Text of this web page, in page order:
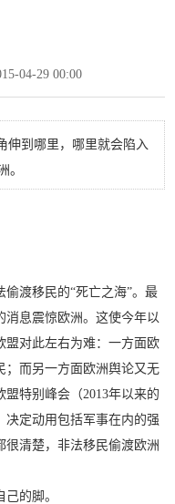
04-29 00:00
伸到哪里，哪里就会陷入
。
渡移民的“死亡之海”。最
消息震惊欧洲。这使今年以
盟对此左右为难：一方面欧
；而另一方面欧洲舆论又无
特别峰会（2013年以来的
决定动用包括军事在内的强
清楚，非法移民偷渡欧洲
的脚。